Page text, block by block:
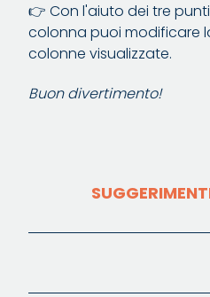
👉 Con l'aiuto dei tre
colonna puoi modificare
colonne visualizzate.
Buon divertimento!